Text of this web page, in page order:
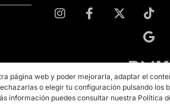
Copyright © 2026 PMK
página web y poder mejorarla, adaptar el
o elegir tu configuración pulsando los
información puedes consultar nuestra Política